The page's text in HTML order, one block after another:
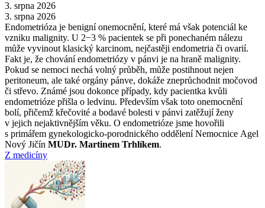
3. srpna 2026
3. srpna 2026
Endometrióza je benigní onemocnění, které má však potenciál ke
vzniku malignity. U 2−3 % pacientek se při ponechaném nálezu
může vyvinout klasický karcinom, nejčastěji endometria či ovarií.
Fakt je, že chování endometriózy v pánvi je na hraně malignity.
Pokud se nemoci nechá volný průběh, může postihnout nejen
peritoneum, ale také orgány pánve, dokáže zneprůchodnit močovod
či střevo. Známé jsou dokonce případy, kdy pacientka kvůli
endometrióze přišla o ledvinu. Především však toto onemocnění
bolí, přičemž křečovité a bodavé bolesti v pánvi zatěžují ženy
v jejich nejaktivnějším věku. O endometrióze jsme hovořili
s primářem gynekologicko-porodnického oddělení Nemocnice Agel
Nový Jičín MUDr. Martinem Trhlíkem.
Z medicíny